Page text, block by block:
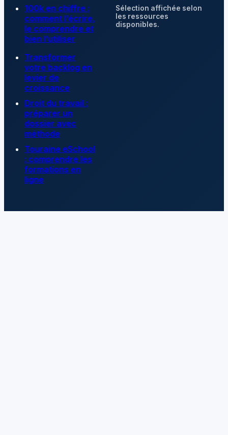
100k en chiffre :
comment l’écrire,
le comprendre et
bien l’utiliser
Transformer
votre backlog en
levier de
croissance
Droit du travail :
préparer un
dossier avec
méthode
Touraine eSchool
: comprendre les
formations en
ligne
Sélection affichée selon
les ressources
disponibles.